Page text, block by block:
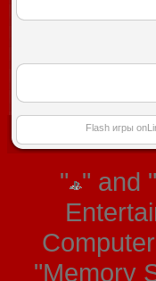
Flash игры
" " and
"Memory